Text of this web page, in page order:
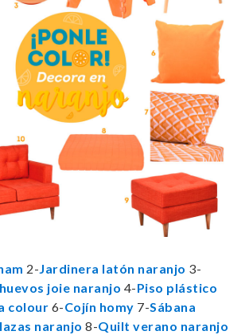
2-Jardinera latón naranjo 3-
joie naranjo 4-Piso plástico
colour 6-Cojín homy 7-Sábana
naranjo 8-Quilt verano naranjo